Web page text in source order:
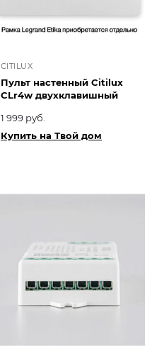
CITILUX
Пульт настенный Citilux
CLr4w двухклавишный
1 999 руб.
Купить на Твой дом